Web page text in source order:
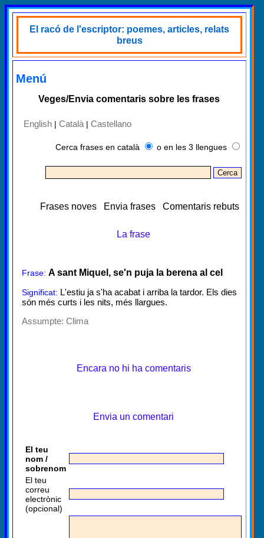
El racó de l'escriptor: poemes, articles, relats
breus
Menú
Veges/Envia comentaris sobre les frases
English | Català | Castellano
Cerca frases en català o en les 3 llengues
Frases noves Envia frases Comentaris rebuts
La frase
Frase: A sant Miquel, se'n puja la berena al cel
Significat: L'estiu ja s'ha acabat i arriba la tardor. Els dies
són més curts i les nits, més llargues.
Assumpte: Clima
Encara no hi ha comentaris
Envia un comentari
El teu
nom /
sobrenom
El teu
correu
electrònic
(opcional)